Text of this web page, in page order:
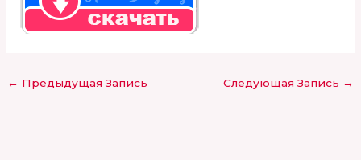
← Предыдущая Запись Следующая Запись →